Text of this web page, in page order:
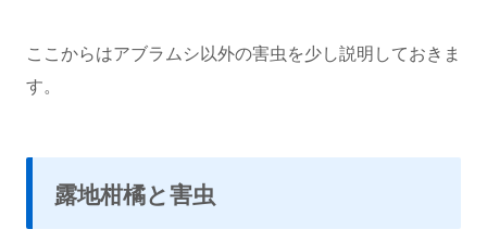
ここからはアブラムシ以外の害虫を少し説明しておきま
す。
露地柑橘と害虫